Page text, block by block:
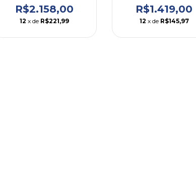
R$2.158,00
12 x de R$221,99
R$1.419,00
12 x de R$145,97